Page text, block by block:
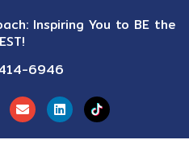
Inspiring You to BE the
6946